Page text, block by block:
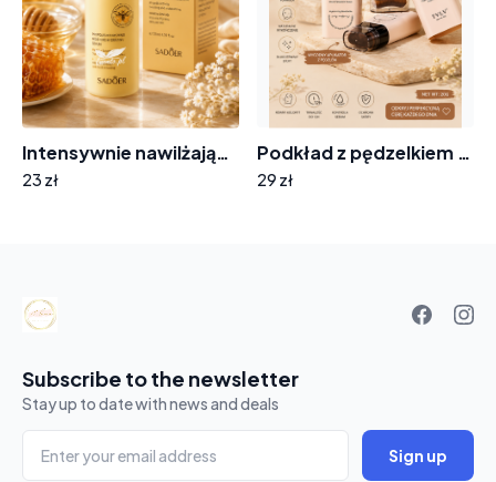
Intensywnie nawilżający balsam K726 propolis
23 zł
Podkład z pędzelkiem 9374 kolor 04
29 zł
Subscribe to the newsletter
Stay up to date with news and deals
Sign up